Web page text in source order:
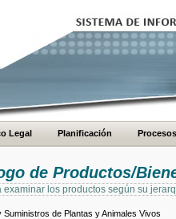
Legal Planificación Procesos
de Productos/
examinar los productos según su
de Plantas y Animales Vivos